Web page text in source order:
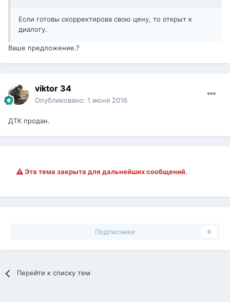
Если готовы скорректирова свою цену, то открыт к
диалогу.
Ваше предложение.?
viktor 34
Опубликовано: 1 июня 2016
ДТК продан.
Эта тема закрыта для дальнейших сообщений.
Подписчики 0
Перейти к списку тем